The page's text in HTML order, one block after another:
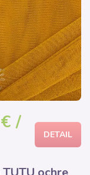
/
DETAIL